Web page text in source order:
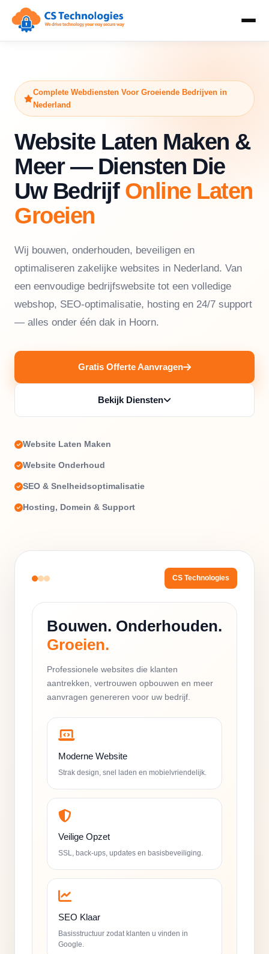
Complete Webdiensten Voor Groeiende Bedrijven in
Nederland
Website Laten Maken &
Meer — Diensten Die
Uw Bedrijf Online Laten
Groeien
Wij bouwen, onderhouden, beveiligen en
optimaliseren zakelijke websites in Nederland. Van
een eenvoudige bedrijfswebsite tot een volledige
webshop, SEO-optimalisatie, hosting en 24/7 support
— alles onder één dak in Hoorn.
Gratis Offerte Aanvragen
Bekijk Diensten
Website Laten Maken
Website Onderhoud
SEO & Snelheidsoptimalisatie
Hosting, Domein & Support
CS Technologies
Bouwen. Onderhouden.
Groeien.
Professionele websites die klanten
aantrekken, vertrouwen opbouwen en meer
aanvragen genereren voor uw bedrijf.
Moderne Website
Strak design, snel laden en mobielvriendelijk.
Veilige Opzet
SSL, back-ups, updates en basisbeveiliging.
SEO Klaar
Basisstructuur zodat klanten u vinden in
Google.